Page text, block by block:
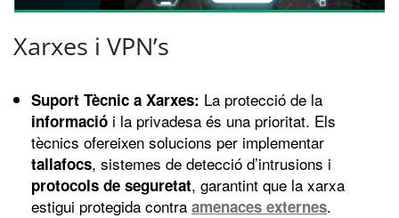
Xarxes i VPN’s
Suport Tècnic a Xarxes: La protecció de la
informació i la privadesa és una prioritat. Els
tècnics ofereixen solucions per implementar
tallafocs, sistemes de detecció d’intrusions i
protocols de seguretat, garantint que la xarxa
estigui protegida contra amenaces externes.